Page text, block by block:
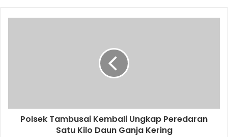
Polsek Tambusai Kembali Ungkap Peredaran
Satu Kilo Daun Ganja Kering